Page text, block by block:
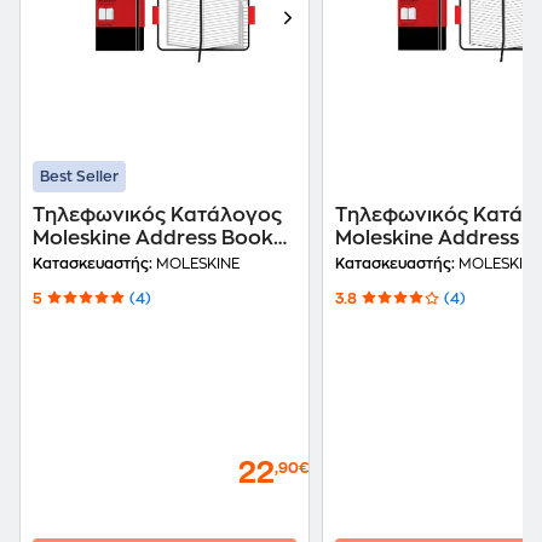
Best Seller
Τηλεφωνικός Κατάλογος
Moleskine Address Book
Large Μαύρος
Κατασκευαστής: MOLESKINE
5 (4)
22,90€
Τηλεφωνικός
Moleskine Address
Pocket Μαύρος
Κατασκευαστής: MOLESKINE
3.8 (4)